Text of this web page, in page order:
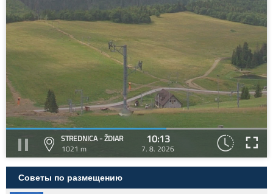
STREDNICA - ŽDIAR
1021 m
10:13
7. 8. 2026
Советы по размещению